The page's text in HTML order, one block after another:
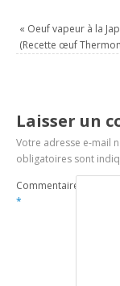
« Oeuf vapeur à la
(Recette œuf
Laisser un
Votre adresse e-mail
obligatoires sont
Commentaire
*